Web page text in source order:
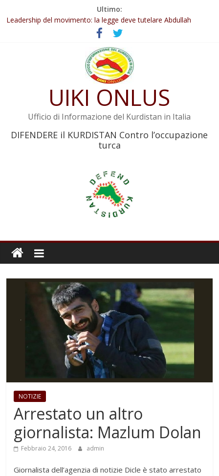
Ultimo:
Abdullah Öcalan: Le legge negativa deve essere trasformata in
legge positiva
Leadership del movimento: la legge deve tutelare Abdullah
Commissione donne del KNK: Şengal è di nuovo sotto minaccia
Non tenere conto della situazione di Rêber Apo ostacolerebbe
Il KNK chiede un’azione internazionale contro i crimini di guerra
UIKI ONLUS
Ufficio di Informazione del Kurdistan in Italia
DIFENDERE il KURDISTAN Contro l’occupazione
turca
NOTIZIE
Arrestato un altro
giornalista: Mazlum Dolan
Febbraio 24, 2016 admin
Giornalista dell’agenzia di notizie Dicle è stato arrestato